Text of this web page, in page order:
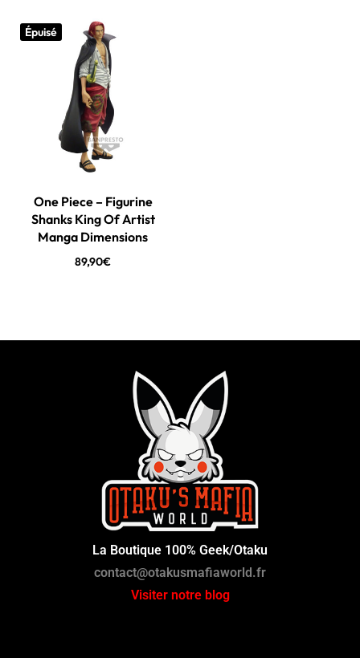
Épuisé
One Piece – Figurine
Shanks King Of Artist
Manga Dimensions
89,90€
La Boutique 100% Geek/Otaku
contact@otakusmafiaworld.fr
Visiter notre blog